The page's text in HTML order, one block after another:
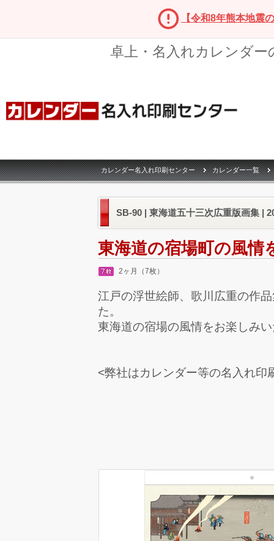
【令和8年熊本地震
卓上・名入れカレンダ
カレンダー名入れ印刷センター カレンダー一覧
SB-90 | 東海道五十三次広重版画集 |
東海道の宿場町の風情
2ヶ月（7枚）
江戸の浮世絵師、歌川広重の作
た。
東海道の宿場の風情をお楽しみ
<弊社はカレンダー等の名入れ印